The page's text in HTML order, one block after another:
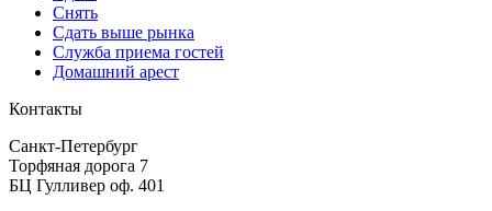
Снять
Сдать выше рынка
Служба приема гостей
Домашний арест
Контакты
Санкт-Петербург
Торфяная дорога 7
БЦ Гулливер оф. 401